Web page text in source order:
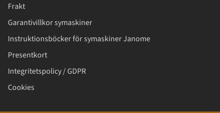
Frakt
Garantivillkor symaskiner
Instruktionsböcker för symaskiner Janome
Presentkort
Integritetspolicy / GDPR
Cookies